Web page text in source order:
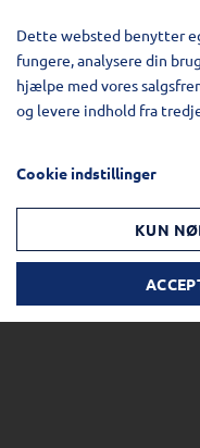
Dette websted benytter
fungere, analysere din
hjælpe med vores
og levere indhold fra
Cookie indstillinger
KUN